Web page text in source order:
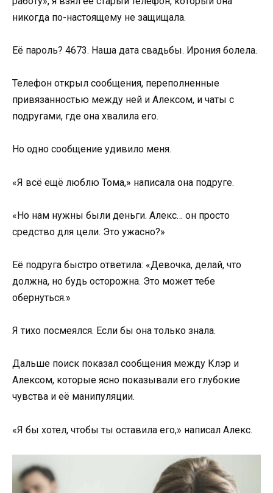
никогда по-настоящему не защищала.
Её пароль? 4673. Наша дата свадьбы. Ирония болела.
Телефон открыл сообщения, переполненные
привязанностью между ней и Алексом, и чаты с
подругами, где она хвалила его.
Но одно сообщение удивило меня.
«Я всё ещё люблю Тома,» написала она подруге.
«Но нам нужны были деньги. Алекс… он просто
средство для цели. Это ужасно?»
Её подруга быстро ответила: «Девочка, делай, что
должна, но будь осторожна. Это может тебе
обернуться.»
Я тихо посмеялся. Если бы она только знала.
Дальше поиск показал сообщения между Клэр и
Алексом, которые ясно показывали его глубокие
чувства и её манипуляции.
«Я бы хотел, чтобы ты оставила его,» написал Алекс.